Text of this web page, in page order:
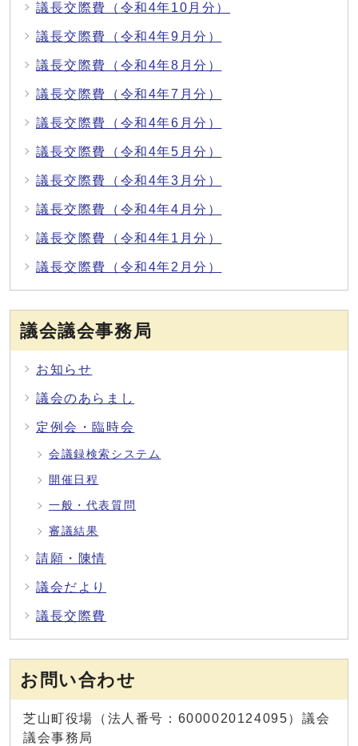
議長交際費（令和4年10月分）
議長交際費（令和4年9月分）
議長交際費（令和4年8月分）
議長交際費（令和4年7月分）
議長交際費（令和4年6月分）
議長交際費（令和4年5月分）
議長交際費（令和4年3月分）
議長交際費（令和4年4月分）
議長交際費（令和4年1月分）
議長交際費（令和4年2月分）
議会議会事務局
お知らせ
議会のあらまし
定例会・臨時会
会議録検索システム
開催日程
一般・代表質問
審議結果
請願・陳情
議会だより
議長交際費
お問い合わせ
芝山町役場（法人番号：6000020124095）議会
議会事務局